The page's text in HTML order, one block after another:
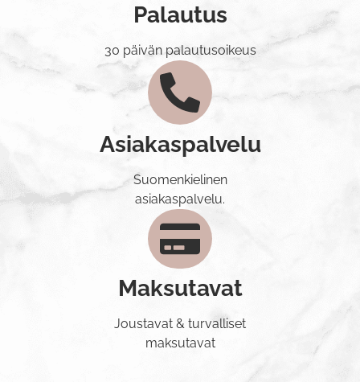
Palautus
30 päivän palautusoikeus
Asiakaspalvelu
Suomenkielinen
asiakaspalvelu.
Maksutavat
Joustavat & turvalliset
maksutavat